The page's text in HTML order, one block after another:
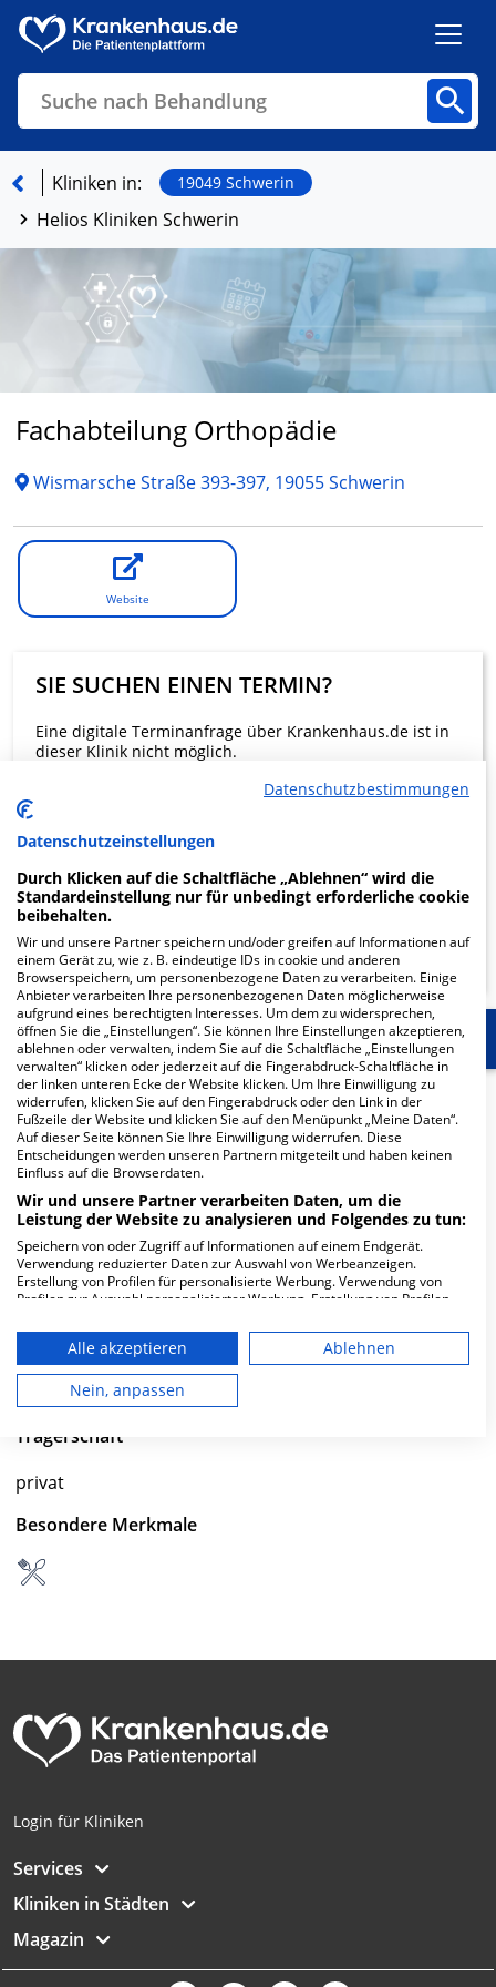
Suche nach Behandlung
Finden
Kliniken in: 19049 Schwerin
Helios Kliniken Schwerin
Fachabteilung Orthopädie
Wismarsche Straße 393-397, 19055 Schwerin
Website
SIE SUCHEN EINEN TERMIN?
Eine digitale Terminanfrage über Krankenhaus.de ist in
dieser Klinik nicht möglich.
KLINIKEN FINDEN
Start Für die Klinik Weitere Fachabteilungen
Herzlich Willkommen
Helios Kliniken Schwerin in der Wismarsche Straße 393-
397 ist ein großes Krankenhaus in Schwerin. Mit einer
Kapazität von 1.086 Betten werden in den spezialisierten
Fachabteilungen pro Jahr etwa 46.392 medizinische Fälle
behandelt und therapiert.
Weiterlesen
Besuchszeiten
0 bis 23 Uhr
Trägerschaft
privat
Besondere Merkmale
Login für Kliniken
Services
Kliniken in Städten
Magazin
Datenschutzbestimmungen
Datenschutzeinstellungen
Durch Klicken auf die Schaltfläche „Ablehnen“ wird die
Standardeinstellung nur für unbedingt erforderliche cookie
beibehalten.
Wir und unsere Partner speichern und/oder greifen auf Informationen auf
einem Gerät zu, wie z. B. eindeutige IDs in cookie und anderen
Browserspeichern, um personenbezogene Daten zu verarbeiten. Einige
Anbieter verarbeiten Ihre personenbezogenen Daten möglicherweise
aufgrund eines berechtigten Interesses. Um dem zu widersprechen,
öffnen Sie die „Einstellungen“. Sie können Ihre Einstellungen akzeptieren,
ablehnen oder verwalten, indem Sie auf die Schaltfläche „Einstellungen
verwalten“ klicken oder jederzeit auf die Fingerabdruck-Schaltfläche in
der linken unteren Ecke der Website klicken. Um Ihre Einwilligung zu
widerrufen, klicken Sie auf den Fingerabdruck oder den Link in der
Fußzeile der Website und klicken Sie auf den Menüpunkt „Meine Daten“.
Auf dieser Seite können Sie Ihre Einwilligung widerrufen. Diese
Entscheidungen werden unseren Partnern mitgeteilt und haben keinen
Einfluss auf die Browserdaten.
Wir und unsere Partner verarbeiten Daten, um die
Leistung der Website zu analysieren und Folgendes zu tun:
Speichern von oder Zugriff auf Informationen auf einem Endgerät.
Verwendung reduzierter Daten zur Auswahl von Werbeanzeigen.
Erstellung von Profilen für personalisierte Werbung. Verwendung von
Profilen zur Auswahl personalisierter Werbung. Erstellung von Profilen
personalisierter Inhalte. Messung der Werbeleistung. Messung der
Performance von Inhalten. Analyse von Zielgruppen durch Statistiken
oder Kombinationen von Daten aus verschiedenen Quellen. Entwicklung
und Verbesserung der Angebote. Verwendung reduzierter Daten zur
Auswahl von Inhalten.
die USA gesendet werden.
Website/App.
Partnerliste anzeigen (1 IAB-Anbieter)
IAB-Verarbeitungszwecke:
Verwendung reduzierter Daten zur Auswahl
Erstellung von Profilen für personalisierte
Werbung
personalisierter Werbung
Erstellung von Profilen zur Personalisierung
von Inhalten
personalisierter Inhalte
Alle akzeptieren
Ablehnen
Nein, anpassen